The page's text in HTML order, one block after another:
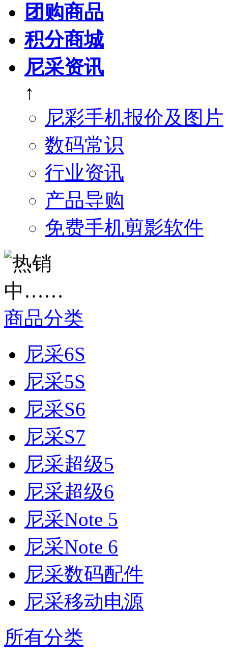
团购商品
积分商城
尼采资讯
↑
尼彩手机报价及图片
数码常识
行业资讯
产品导购
免费手机剪影软件
商品分类
尼采6S
尼采5S
尼采S6
尼采S7
尼采超级5
尼采超级6
尼采Note 5
尼采Note 6
尼采数码配件
尼采移动电源
所有分类